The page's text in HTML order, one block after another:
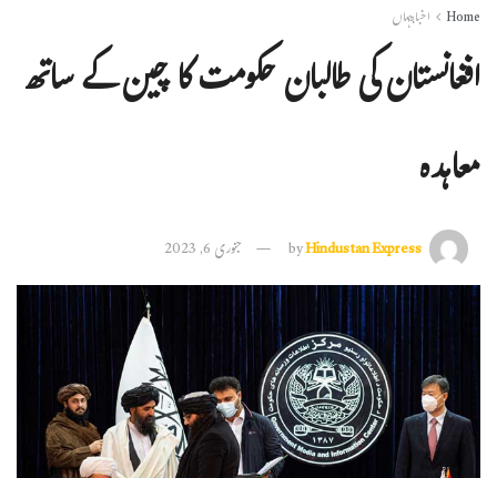
Home اخبارجہاں
افغانستان کی طالبان حکومت کا چین کے ساتھ
معاہدہ
byHindustan Express جنوری 6, 2023